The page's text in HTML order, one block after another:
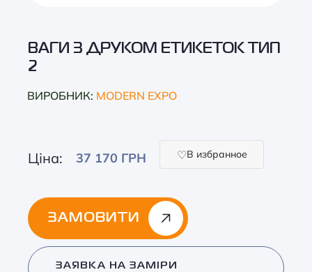
ВАГИ З ДРУКОМ ЕТИКЕТОК ТИП
2
ВИРОБНИК: MODERN EXPO
Ціна: 37 170 ГРН В избранное
ЗАМОВИТИ
Alternative:
ЗАЯВКА НА ЗАМІРИ